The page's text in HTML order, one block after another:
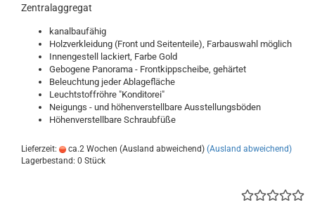
Zentralaggregat
kanalbaufähig
Holzverkleidung (Front und Seitenteile), Farbauswahl möglich
Innengestell lackiert, Farbe Gold
Gebogene Panorama - Frontkippscheibe, gehärtet
Beleuchtung jeder Ablagefläche
Leuchtstoffröhre "Konditorei"
Neigungs - und höhenverstellbare Ausstellungsböden
Höhenverstellbare Schraubfüße
Lieferzeit: ca.2 Wochen (Ausland abweichend) (Ausland abweichend)
Lagerbestand: 0 Stück